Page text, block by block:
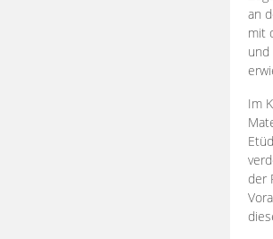
an
mit
und
Im
der